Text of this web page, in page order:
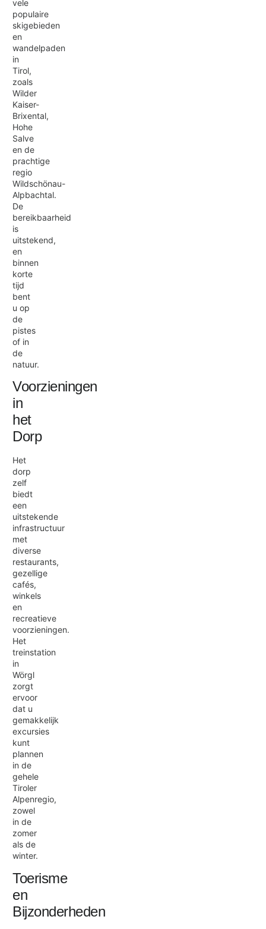
vele
populaire
skigebieden
en
wandelpaden
in
Tirol,
zoals
Wilder
Kaiser-
Brixental,
Hohe
Salve
en de
prachtige
regio
Wildschönau-
Alpbachtal.
De
bereikbaarheid
is
uitstekend,
en
binnen
korte
tijd
bent
u op
de
pistes
of in
de
natuur.
Voorzieningen
in
het
Dorp
Het
dorp
zelf
biedt
een
uitstekende
infrastructuur
met
diverse
restaurants,
gezellige
cafés,
winkels
en
recreatieve
voorzieningen.
Het
treinstation
in
Wörgl
zorgt
ervoor
dat u
gemakkelijk
excursies
kunt
plannen
in de
gehele
Tiroler
Alpenregio,
zowel
in de
zomer
als de
winter.
Toerisme
en
Bijzonderheden